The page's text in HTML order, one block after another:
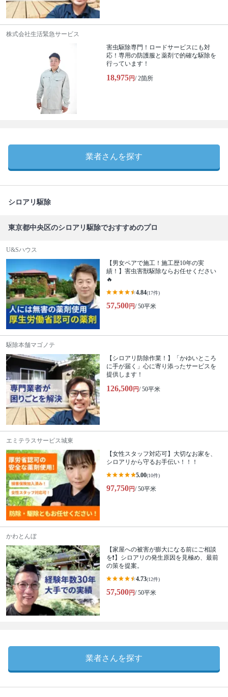
株式会社生活緊急サービス
害虫駆除専門！ロードサービスにも対
応！専用の防護服と薬剤で的確な駆除を
行っています！
18,975円/ 2箇所
業者さんを探す
シロアリ駆除
東京都中央区のシロアリ駆除でおすすめのプロ
U&Sハウス
【男女ペアで施工！施工歴10年の実
績！】害虫害獣駆除ならお任せください
🔥
4.84(17件)
57,500円/ 50平米
駆除本舗マゴノテ
【シロアリ防除作業！】「かゆいところ
に手が届く」心に寄り添ったサービスを
提供します！
126,500円/ 50平米
エミテラスサービス城東
【女性スタッフ対応可】大切なお家を、
シロアリから守るお手伝い！！！
5.00(10件)
97,750円/ 50平米
かわとんぼ
【家屋への被害が膨大になる前にご相談
を❗️】シロアリの発生原因を見極め、最前
の策を提案。
4.73(12件)
57,500円/ 50平米
業者さんを探す